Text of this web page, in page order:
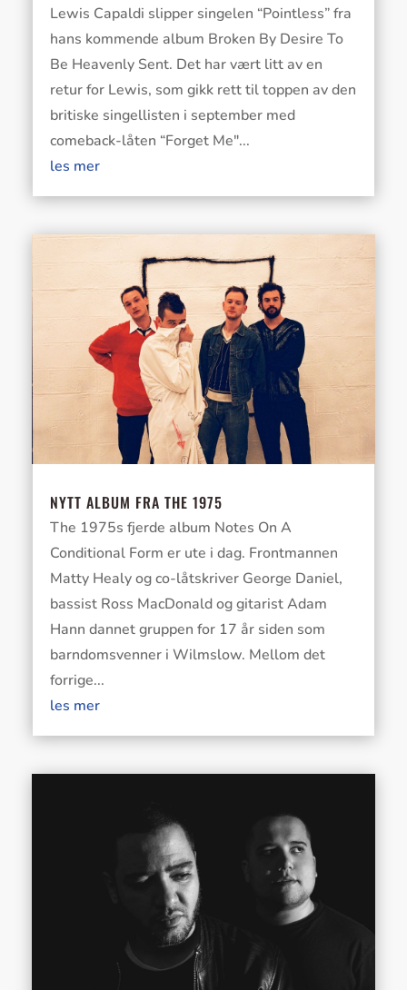
Lewis Capaldi slipper singelen “Pointless” fra
hans kommende album Broken By Desire To
Be Heavenly Sent. Det har vært litt av en
retur for Lewis, som gikk rett til toppen av den
britiske singellisten i september med
comeback-låten “Forget Me"...
les mer
NYTT ALBUM FRA THE 1975
The 1975s fjerde album Notes On A
Conditional Form er ute i dag. Frontmannen
Matty Healy og co-låtskriver George Daniel,
bassist Ross MacDonald og gitarist Adam
Hann dannet gruppen for 17 år siden som
barndomsvenner i Wilmslow. Mellom det
forrige...
les mer